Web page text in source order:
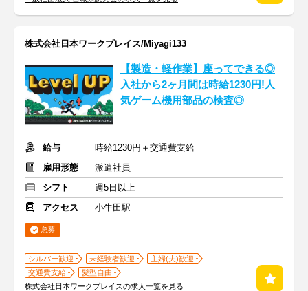
株式会社日本ワークプレイス/Miyagi133
【製造・軽作業】座ってできる◎
入社から2ヶ月間は時給1230円!人
気ゲーム機用部品の検査◎
給与
時給1230円＋交通費支給
雇用形態
派遣社員
シフト
週5日以上
アクセス
小牛田駅
急募
シルバー歓迎 未経験者歓迎
主婦(夫)歓迎
交通費支給
髪型自由
株式会社日本ワークプレイスの求人一覧を見る